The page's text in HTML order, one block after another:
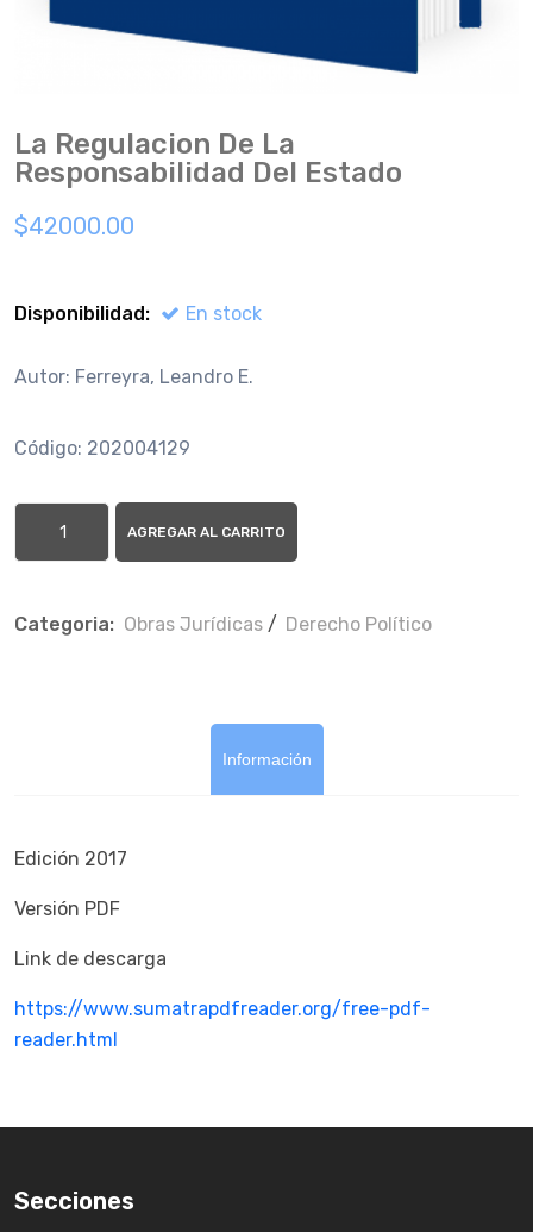
La Regulacion De La
Responsabilidad Del Estado
$42000.00
Disponibilidad: En stock
Autor: Ferreyra, Leandro E.
Código: 202004129
AGREGAR AL CARRITO
Categoria: Obras Jurí­dicas / Derecho Político
Información
Edición 2017
Versión PDF
Link de descarga
https://www.sumatrapdfreader.org/free-pdf-
reader.html
Secciones